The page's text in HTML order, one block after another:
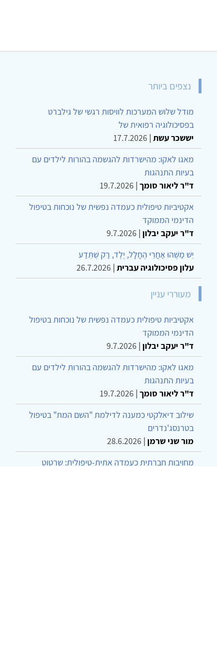
נצפים ביותר
מודל שלוש המערכות לוויסות רגשי של גילברט
בפסיכולוגיה רפואית של
יששכר עשת |
17.7.2026
מאגו לאקו: מהישרדות להגשמה בהורות לילדים עם
בעיות התנהגות
ד"ר ליאור סומך |
19.7.2026
אקטיביות טיפולית כעמדה נפשית של נוכחות בטיפול
הדינמי הממוקד
ד"ר יעקב יבלון |
9.7.2026
יֵשׁ מַשֶּׁהוּ אַחֲרֵי הֶחָלָל, יֶלֶד, רַק שֶׁתֵּדַע
עלון פסיכולוגיה עברית |
26.7.2026
מעוררי עניין
אקטיביות טיפולית כעמדה נפשית של נוכחות בטיפול
הדינמי הממוקד
ד"ר יעקב יבלון |
9.7.2026
מאגו לאקו: מהישרדות להגשמה בהורות לילדים עם
בעיות התנהגות
ד"ר ליאור סומך |
19.7.2026
שילוב דיאלקטי כמענה לדילמת "השם המת" בטיפול
בטרנסג'נדרים
מור שני שרמן |
28.6.2026
מחויבות חברתית כעמדה אתית-טיפולית: שרטוט